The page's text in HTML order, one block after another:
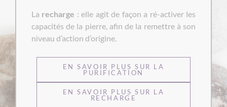
La recharge : elle agit de façon a ré-activer les
capacités de la pierre, afin de la remettre à son
niveau d’action d’origine.
EN SAVOIR PLUS SUR LA
PURIFICATION
EN SAVOIR PLUS SUR LA
RECHARGE